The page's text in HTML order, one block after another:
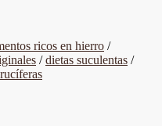
ricos en hierro /
/dietas suculentas /